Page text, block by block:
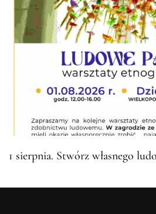
1 sierpnia. Stwórz własnego